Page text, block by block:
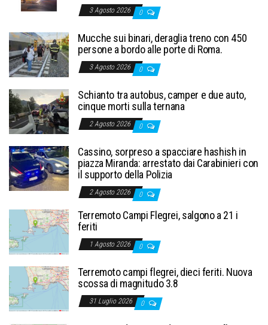
3 Agosto 2026 0
Mucche sui binari, deraglia treno con 450
persone a bordo alle porte di Roma.
3 Agosto 2026 0
Schianto tra autobus, camper e due auto,
cinque morti sulla ternana
2 Agosto 2026 0
Cassino, sorpreso a spacciare hashish in
piazza Miranda: arrestato dai Carabinieri con
il supporto della Polizia
2 Agosto 2026 0
Terremoto Campi Flegrei, salgono a 21 i
feriti
1 Agosto 2026 0
Terremoto campi flegrei, dieci feriti. Nuova
scossa di magnitudo 3.8
31 Luglio 2026 0